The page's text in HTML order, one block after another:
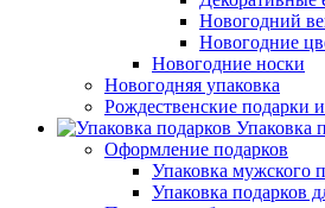
Новогодний
Новогодние
Новогодние носки
Новогодняя упаковка
Рождественские подарки
Упаковка
Оформление подарков
Упаковка мужского
Упаковка подарков